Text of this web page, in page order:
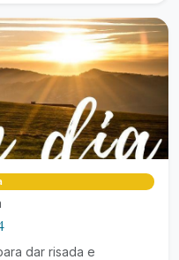
dar risada e